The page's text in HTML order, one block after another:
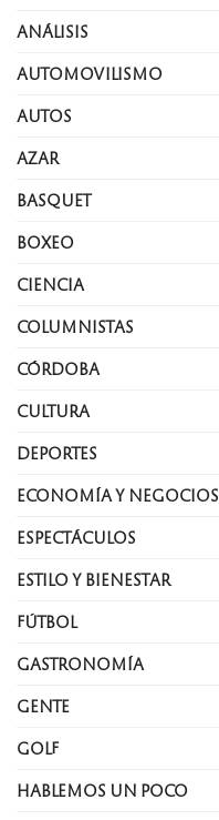
ANÁLISIS
AUTOMOVILISMO
AUTOS
AZAR
BASQUET
BOXEO
CIENCIA
COLUMNISTAS
CÓRDOBA
CULTURA
DEPORTES
ECONOMÍA Y NEGOCIOS
ESPECTÁCULOS
ESTILO Y BIENESTAR
FÚTBOL
GASTRONOMÍA
GENTE
GOLF
HABLEMOS UN POCO